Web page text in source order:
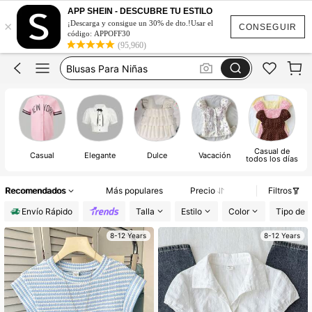
CONSEGUIR
×
APP SHEIN - DESCUBRE TU ESTILO
¡Descarga y consigue un 30% de dto.!Usar el
código: APPOFF30
(95,960)
Baby Doll Top
Blusas Para Niñas
Blusas De Niña
Casual Elegante Dulce Vacación Casual de
todos los días
Recomendados Más populares Precio
Filtros
Envío Rápido
Talla Estilo Color Tipo de
8-12 Years 8-12 Years